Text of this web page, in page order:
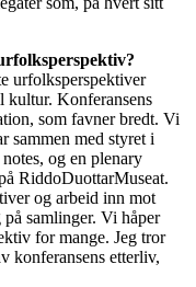
urfolksperspektiver
kultur. Konferansens
som favner bredt. Vi
sammen med styret i
og en plenary
RiddoDuottarMuseat.
og arbeid inn mot
samlinger. Vi håper
for mange. Jeg tror
konferansens etterliv,